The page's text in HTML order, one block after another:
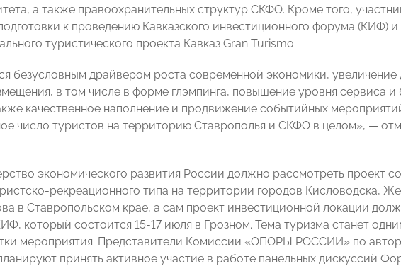
а также правоохранительных структур СКФО. Кроме того,
к проведению Кавказского инвестиционного форума (КИФ)
туристического проекта Кавказ Gran Turismo.
безусловным драйвером роста современной экономики, увеличение
в том числе в форме глэмпинга, повышение уровня сервиса и
качественное наполнение и продвижение событийных
число туристов на территорию Ставрополья и СКФО в целом», —
экономического развития России должно рассмотреть проект
рекреационного типа на территории городов Кисловодска,
в Ставропольском крае, а сам проект инвестиционной локации
который состоится 15-17 июля в Грозном. Тема туризма станет
мероприятия. Представители Комиссии «ОПОРЫ РОССИИ» по
принять активное участие в работе панельных дискуссий